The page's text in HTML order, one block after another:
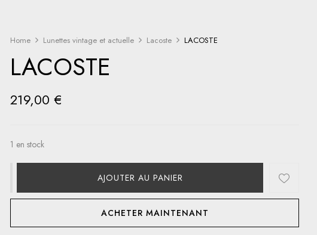
Home Lunettes vintage et actuelle Lacoste LACOSTE
LACOSTE
219,00€
1 en stock
AJOUTER AU PANIER
ACHETER MAINTENANT